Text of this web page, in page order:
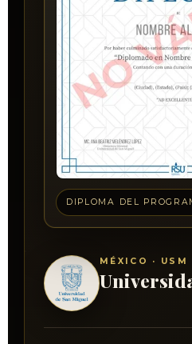
MÉXICO · USM
DIPLOMA DEL